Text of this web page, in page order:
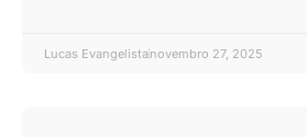
Lucas Evangelistanovembro 27, 2025